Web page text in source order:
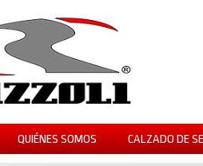
QUIÉNES SOMOS CALZADO DE